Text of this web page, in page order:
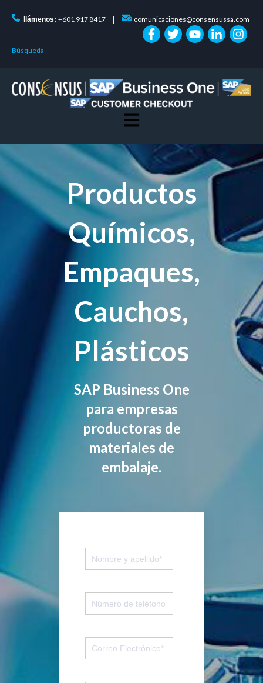
llámenos: +601 917 8417 comunicaciones@consensussa.com
Búsqueda
Open main navigation
Productos
Químicos,
Empaques,
Cauchos,
Plásticos
SAP Business One
para empresas
productoras de
materiales de
embalaje.